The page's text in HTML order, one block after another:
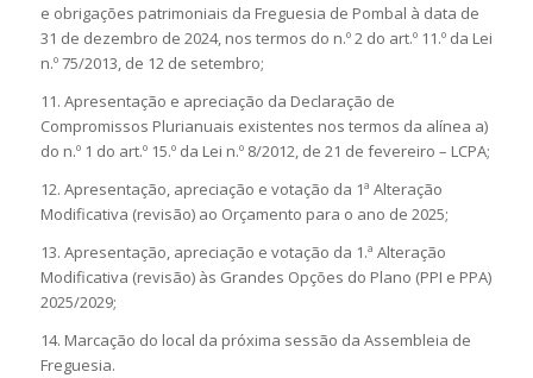
e obrigações patrimoniais da Freguesia de Pombal à data de
31 de dezembro de 2024, nos termos do n.º 2 do art.º 11.º da Lei
n.º 75/2013, de 12 de setembro;
11. Apresentação e apreciação da Declaração de
Compromissos Plurianuais existentes nos termos da alínea a)
do n.º 1 do art.º 15.º da Lei n.º 8/2012, de 21 de fevereiro – LCPA;
12. Apresentação, apreciação e votação da 1ª Alteração
Modificativa (revisão) ao Orçamento para o ano de 2025;
13. Apresentação, apreciação e votação da 1.ª Alteração
Modificativa (revisão) às Grandes Opções do Plano (PPI e PPA)
2025/2029;
14. Marcação do local da próxima sessão da Assembleia de
Freguesia.